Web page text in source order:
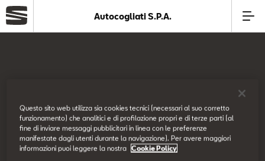
Offerte
Autocogliati S.P.A.
Prova su strada
Questo sito web utilizza sia cookies tecnici (necessari al suo corretto
funzionamento) che analitici e di profilazione propri e di terze parti (al
fine di inviare messaggi pubblicitari in linea con le preferenze
manifestate dagli utenti durante la navigazione). Per avere maggiori
informazioni puoi leggere la nostra
Cookie Policy